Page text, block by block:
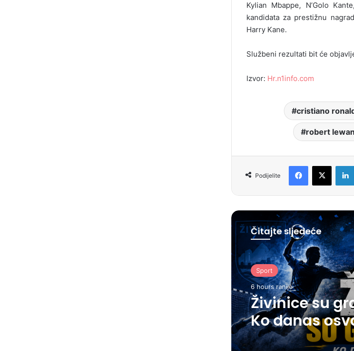
Kylian Mbappe, N’Golo
kandidata za prestižnu
Harry Kane.
Službeni rezultati bit će
Izvor: Hr.n1info.com
cristiano
robert
Podijelite
Čitajte sljedeće
Sport
6 hours ranije
Živinice su
Ko danas
grad?